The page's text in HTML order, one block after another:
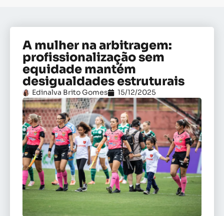
A mulher na arbitragem:
profissionalização sem
equidade mantém
desigualdades estruturais
Edinalva Brito Gomes 15/12/2025